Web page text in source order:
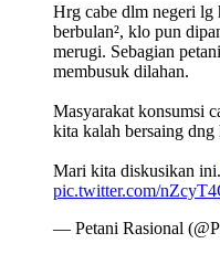
Hrg cabe dlm negeri lg
berbulan², klo pun
merugi. Sebagian
membusuk dilahan.
Masyarakat konsumsi
kita kalah bersaing
Mari kita diskusikan ini.
pic.twitter.com/
— Petani Rasional